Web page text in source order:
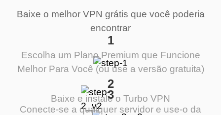
Baixe o melhor VPN grátis que você poderia
encontrar
1
Escolha um Plano Premium que Funcione
Melhor Para Você (ou use a versão gratuita)
2
Baixe e instale o Turbo VPN
3
Conecte-se a qualquer servidor e use-o da